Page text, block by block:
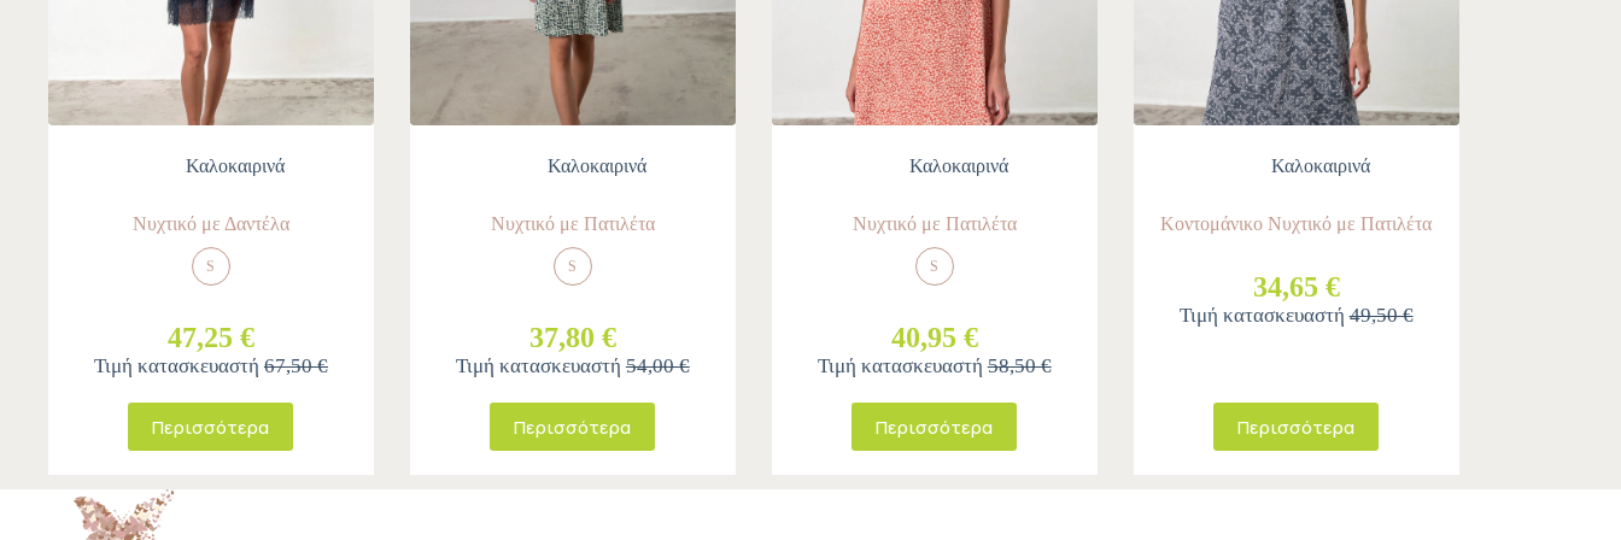
Καλοκαιρινά
Νυχτικό με Δαντέλα
S
47,25 €
Τιμή κατασκευαστή 67,50 €
Περισσότερα
Καλοκαιρινά
Νυχτικό με Πατιλέτα
S
37,80 €
Τιμή κατασκευαστή54,00 €
Περισσότερα
Καλοκαιρινά
Νυχτικό με Πατιλέτα
S
40,95 €
Τιμή κατασκευαστή58,50 €
Περισσότερα
Καλοκαιρινά
Κοντομάνικο Νυχτικό με Πατιλέτα
34,65 €
Τιμή κατασκευαστή49,50 €
Περισσότερα